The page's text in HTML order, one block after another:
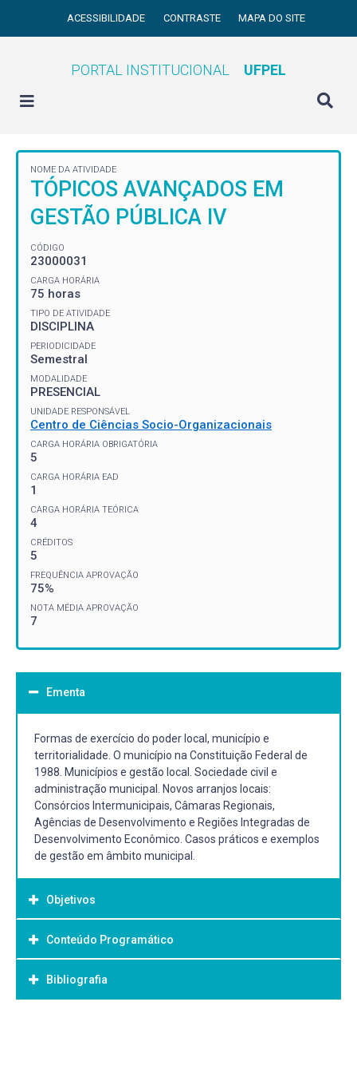
ACESSIBILIDADE CONTRASTE MAPA DO SITE
PORTAL INSTITUCIONAL UFPEL
NOME DA ATIVIDADE
TÓPICOS AVANÇADOS EM
GESTÃO PÚBLICA IV
CÓDIGO
23000031
CARGA HORÁRIA
75 horas
TIPO DE ATIVIDADE
DISCIPLINA
PERIODICIDADE
Semestral
MODALIDADE
PRESENCIAL
UNIDADE RESPONSÁVEL
Centro de Ciências Socio-Organizacionais
CARGA HORÁRIA OBRIGATÓRIA
5
CARGA HORÁRIA EAD
1
CARGA HORÁRIA TEÓRICA
4
CRÉDITOS
5
FREQUÊNCIA APROVAÇÃO
75%
NOTA MÉDIA APROVAÇÃO
7
Ementa
Formas de exercício do poder local, município e
territorialidade. O município na Constituição Federal de
1988. Municípios e gestão local. Sociedade civil e
administração municipal. Novos arranjos locais:
Consórcios Intermunicipais, Câmaras Regionais,
Agências de Desenvolvimento e Regiões Integradas de
Desenvolvimento Econômico. Casos práticos e exemplos
de gestão em âmbito municipal.
Objetivos
Objetivo Geral:
Atualizar o conhecimento dos temas do debate
contemporâneo da Gestão Pública sobre Poder Local.
Conteúdo Programático
Bibliografia